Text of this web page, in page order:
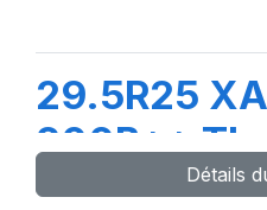
29.5R25
200B** TL
Détails